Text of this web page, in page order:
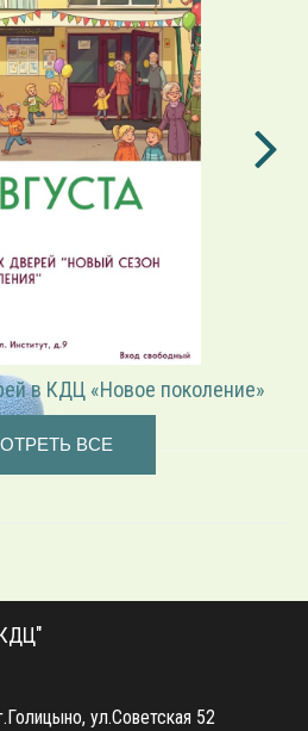
КДЦ «Новое поколение»
ВСЕ
ул.Советская 52